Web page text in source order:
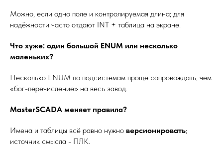
Можно, если одно поле и контролируемая длина; для
надёжности часто отдают INT + таблица на экране.
Что хуже: один большой ENUM или несколько
маленьких?
Несколько ENUM по подсистемам проще сопровождать, чем
«бог-перечисление» на весь завод.
MasterSCADA меняет правила?
Имена и таблицы всё равно нужно версионировать;
источник смысла - ПЛК.